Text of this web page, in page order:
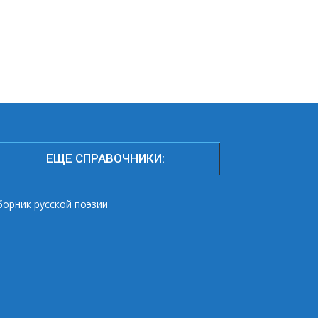
ЕЩЕ СПРАВОЧНИКИ:
русской поэзии